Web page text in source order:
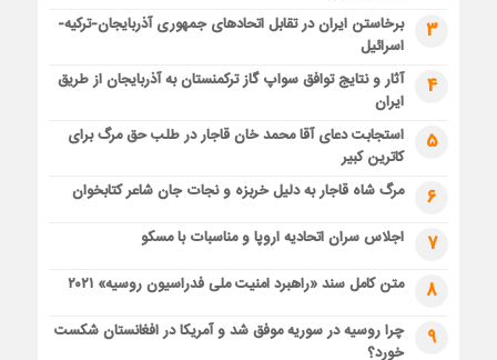
3
برخاستن ایران در تقابل اتحادهای جمهوری آذربایجان-ترکیه-
اسرائیل
4
آثار و نتایج توافق سواپ گاز ترکمنستان به آذربایجان از طریق
ایران
5
استجابت دعای آقا محمد خان قاجار در طلب حق مرگ برای
کاترین کبیر
6 مرگ شاه قاجار به دلیل خربزه و نجات جان شاعر کتابخوان
7 اجلاس سران اتحادیه اروپا و مناسبات با مسکو
8 متن کامل سند «راهبرد امنیت ملی فدراسیون روسیه» ۲۰۲۱
9
چرا روسیه در سوریه موفق شد و آمریکا در افغانستان شکست
خورد؟